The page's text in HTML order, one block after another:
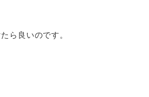
ら良いのです。